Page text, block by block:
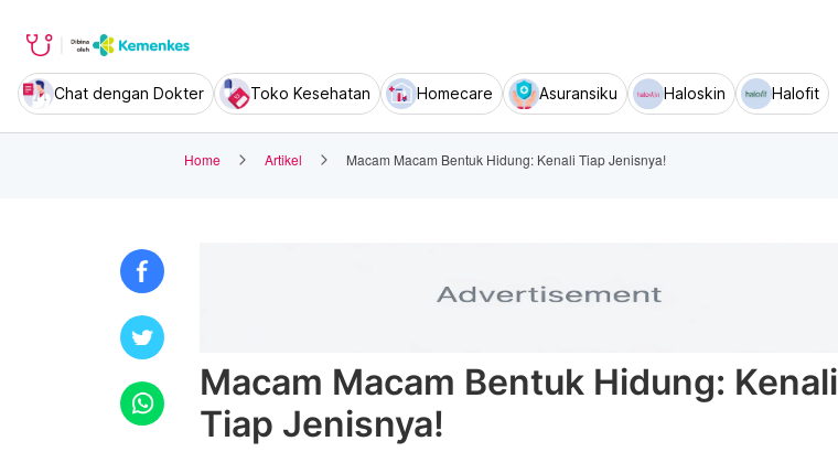
Chat dengan Dokter Toko Kesehatan Homecare Asuransiku Haloskin Halofit
Home Artikel Macam Macam Bentuk Hidung: Kenali Tiap Jenisnya!
Macam Macam Bentuk Hidung: Kenali
Tiap Jenisnya!